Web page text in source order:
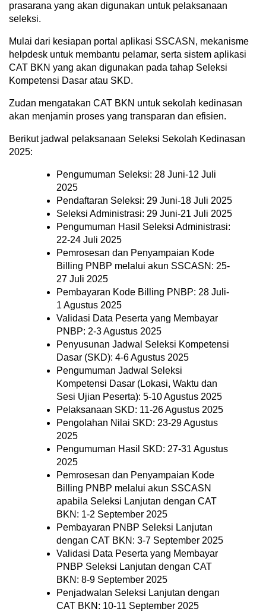
prasarana yang akan digunakan untuk pelaksanaan
seleksi.
Mulai dari kesiapan portal aplikasi SSCASN, mekanisme
helpdesk untuk membantu pelamar, serta sistem aplikasi
CAT BKN yang akan digunakan pada tahap Seleksi
Kompetensi Dasar atau SKD.
Zudan mengatakan CAT BKN untuk sekolah kedinasan
akan menjamin proses yang transparan dan efisien.
Berikut jadwal pelaksanaan Seleksi Sekolah Kedinasan
2025:
Pengumuman Seleksi: 28 Juni-12 Juli
2025
Pendaftaran Seleksi: 29 Juni-18 Juli 2025
Seleksi Administrasi: 29 Juni-21 Juli 2025
Pengumuman Hasil Seleksi Administrasi:
22-24 Juli 2025
Pemrosesan dan Penyampaian Kode
Billing PNBP melalui akun SSCASN: 25-
27 Juli 2025
Pembayaran Kode Billing PNBP: 28 Juli-
1 Agustus 2025
Validasi Data Peserta yang Membayar
PNBP: 2-3 Agustus 2025
Penyusunan Jadwal Seleksi Kompetensi
Dasar (SKD): 4-6 Agustus 2025
Pengumuman Jadwal Seleksi
Kompetensi Dasar (Lokasi, Waktu dan
Sesi Ujian Peserta): 5-10 Agustus 2025
Pelaksanaan SKD: 11-26 Agustus 2025
Pengolahan Nilai SKD: 23-29 Agustus
2025
Pengumuman Hasil SKD: 27-31 Agustus
2025
Pemrosesan dan Penyampaian Kode
Billing PNBP melalui akun SSCASN
apabila Seleksi Lanjutan dengan CAT
BKN: 1-2 September 2025
Pembayaran PNBP Seleksi Lanjutan
dengan CAT BKN: 3-7 September 2025
Validasi Data Peserta yang Membayar
PNBP Seleksi Lanjutan dengan CAT
BKN: 8-9 September 2025
Penjadwalan Seleksi Lanjutan dengan
CAT BKN: 10-11 September 2025